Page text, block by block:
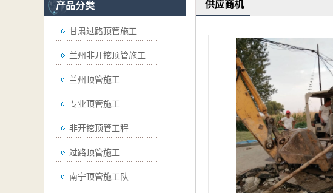
产品分类
甘肃过路顶管施工
兰州非开挖顶管施工
兰州顶管施工
专业顶管施工
非开挖顶管工程
过路顶管施工
南宁顶管施工队
供应商机